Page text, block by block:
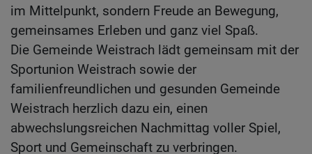
im Mittelpunkt, sondern Freude an Bewegung,
gemeinsames Erleben und ganz viel Spaß.
Die Gemeinde Weistrach lädt gemeinsam mit der
Sportunion Weistrach sowie der
familienfreundlichen und gesunden Gemeinde
Weistrach herzlich dazu ein, einen
abwechslungsreichen Nachmittag voller Spiel,
Sport und Gemeinschaft zu verbringen.